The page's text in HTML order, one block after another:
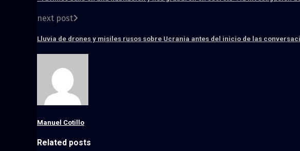
next post
Lluvia de drones y misiles rusos sobre Ucrania antes del inicio de las
Manuel Cotillo
Related posts